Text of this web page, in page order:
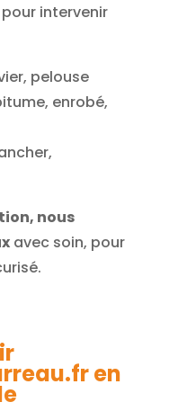
intervenir
pelouse
enrobé,
nous
avec soin, pour
en